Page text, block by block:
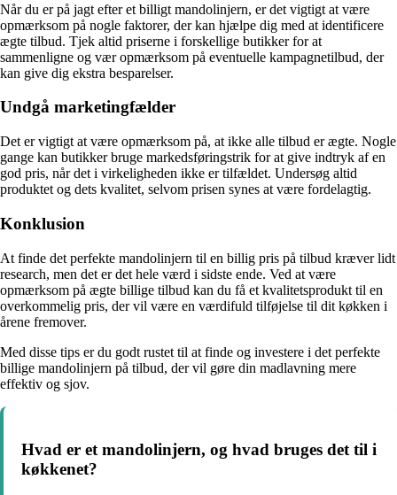
Når du er på jagt efter et billigt mandolinjern, er det vigtigt at være
opmærksom på nogle faktorer, der kan hjælpe dig med at identificere
ægte tilbud. Tjek altid priserne i forskellige butikker for at
sammenligne og vær opmærksom på eventuelle kampagnetilbud, der
kan give dig ekstra besparelser.
Undgå marketingfælder
Det er vigtigt at være opmærksom på, at ikke alle tilbud er ægte. Nogle
gange kan butikker bruge markedsføringstrik for at give indtryk af en
god pris, når det i virkeligheden ikke er tilfældet. Undersøg altid
produktet og dets kvalitet, selvom prisen synes at være fordelagtig.
Konklusion
At finde det perfekte mandolinjern til en billig pris på tilbud kræver lidt
research, men det er det hele værd i sidste ende. Ved at være
opmærksom på ægte billige tilbud kan du få et kvalitetsprodukt til en
overkommelig pris, der vil være en værdifuld tilføjelse til dit køkken i
årene fremover.
Med disse tips er du godt rustet til at finde og investere i det perfekte
billige mandolinjern på tilbud, der vil gøre din madlavning mere
effektiv og sjov.
Hvad er et mandolinjern, og hvad bruges det til i
køkkenet?